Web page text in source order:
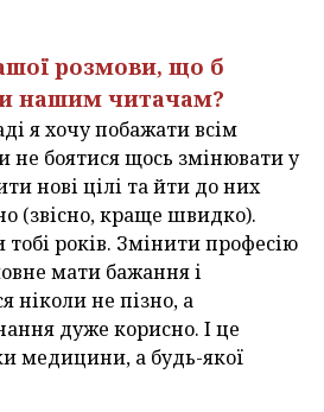
розмови, що б
нашим читачам?
я хочу побажати всім
не боятися щось змінювати у
нові цілі та йти до них
(звісно, краще швидко).
років. Змінити професію
мати бажання і
ніколи не пізно, а
дуже корисно. І це
медицини, а будь-якої